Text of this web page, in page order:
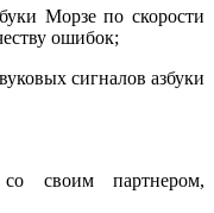
Морзе по скорости
ошибок;
сигналов азбуки
своим партнером,